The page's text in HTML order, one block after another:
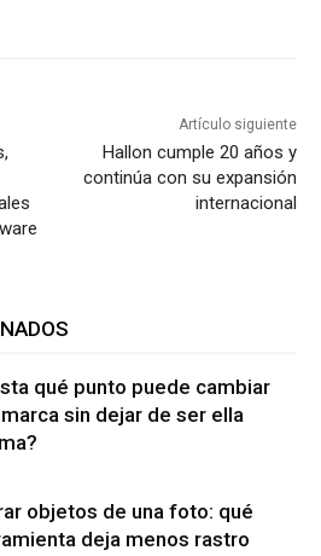
Artículo siguiente
Hallon cumple 20 años y
continúa con su expansión
internacional
qué punto puede cambiar
sin dejar de ser ella
objetos de una foto: qué
deja menos rastro